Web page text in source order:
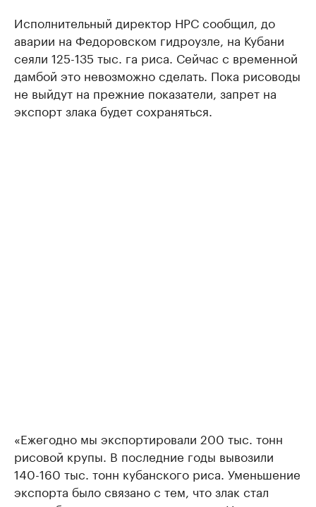
Исполнительный директор НРС сообщил, до
аварии на Федоровском гидроузле, на Кубани
сеяли 125-135 тыс. га риса. Сейчас с временной
дамбой это невозможно сделать. Пока рисоводы
не выйдут на прежние показатели, запрет на
экспорт злака будет сохраняться.
«Ежегодно мы экспортировали 200 тыс. тонн
рисовой крупы. В последние годы вывозили
140-160 тыс. тонн кубанского риса. Уменьшение
экспорта было связано с тем, что злак стал